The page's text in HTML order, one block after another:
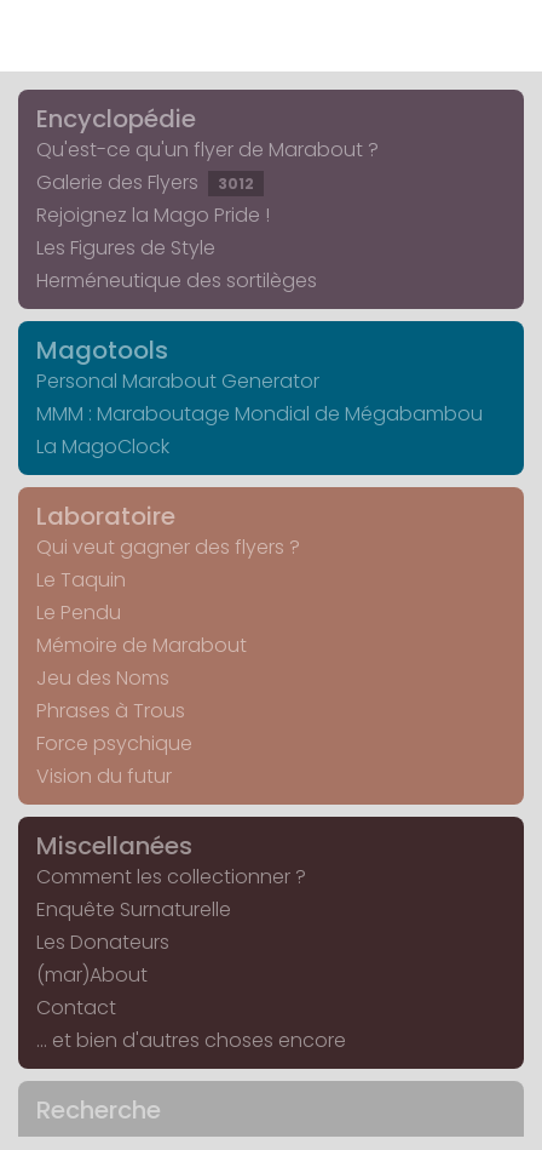
Encyclopédie
Qu'est-ce qu'un flyer de Marabout ?
Galerie des Flyers
3012
Rejoignez la Mago Pride !
Les Figures de Style
Herméneutique des sortilèges
Magotools
Personal Marabout Generator
MMM : Maraboutage Mondial de Mégabambou
La MagoClock
Laboratoire
Qui veut gagner des flyers ?
Le Taquin
Le Pendu
Mémoire de Marabout
Jeu des Noms
Phrases à Trous
Force psychique
Vision du futur
Miscellanées
Comment les collectionner ?
Enquête Surnaturelle
Les Donateurs
(mar)About
Contact
... et bien d'autres choses encore
Recherche